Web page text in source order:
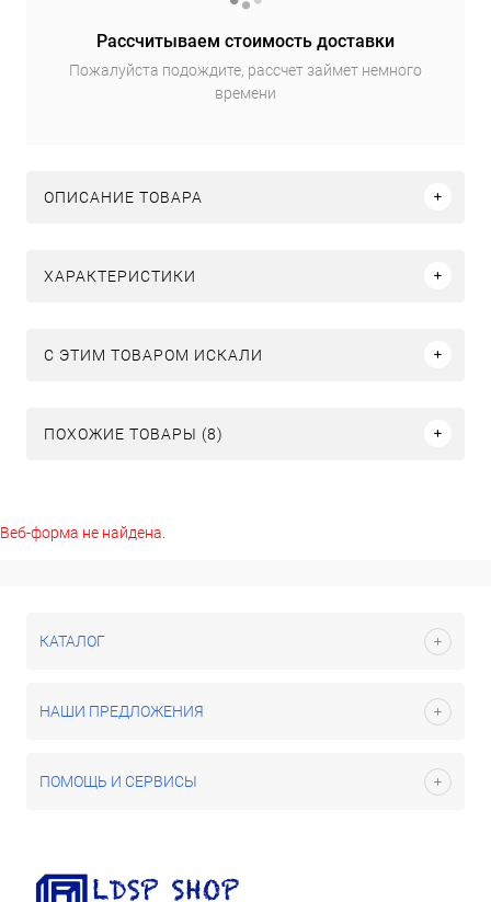
Рассчитываем стоимость доставки
Пожалуйста подождите, рассчет займет немного
времени
ОПИСАНИЕ ТОВАРА
ХАРАКТЕРИСТИКИ
C ЭТИМ ТОВАРОМ ИСКАЛИ
ПОХОЖИЕ ТОВАРЫ (8)
Веб-форма не найдена.
КАТАЛОГ
НАШИ ПРЕДЛОЖЕНИЯ
ПОМОЩЬ И СЕРВИСЫ